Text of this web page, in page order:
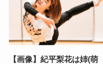
【画像】紀平梨花は姉(萌